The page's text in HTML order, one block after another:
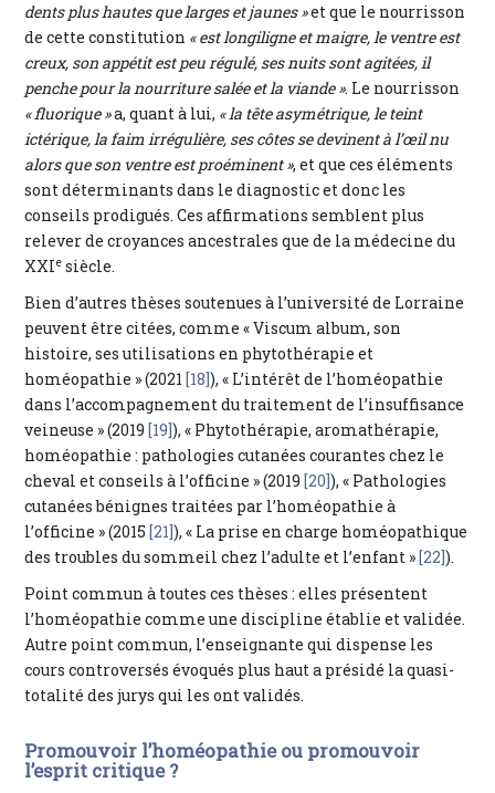
dents plus hautes que larges et jaunes »et que le nourrisson
de cette constitution « est longiligne et maigre, le ventre est
creux, son appétit est peu régulé, ses nuits sont agitées, il
penche pour la nourriture salée et la viande ». Le nourrisson
« fluorique »a, quant à lui, « la tête asymétrique, le teint
ictérique, la faim irrégulière, ses côtes se devinent à l’œil nu
alors que son ventre est proéminent », et que ces éléments
sont déterminants dans le diagnostic et donc les
conseils prodigués. Ces affirmations semblent plus
relever de croyances ancestrales que de la médecine du
XXIe siècle.
Bien d’autres thèses soutenues à l’université de Lorraine
peuvent être citées, comme « Viscum album, son
histoire, ses utilisations en phytothérapie et
homéopathie » (2021[18]), « L’intérêt de l’homéopathie
dans l’accompagnement du traitement de l’insuffisance
veineuse » (2019[19]), « Phytothérapie, aromathérapie,
homéopathie : pathologies cutanées courantes chez le
cheval et conseils à l’officine » (2019[20]), « Pathologies
cutanées bénignes traitées par l’homéopathie à
l’officine » (2015[21]), « La prise en charge homéopathique
des troubles du sommeil chez l’adulte et l’enfant »[22]).
Point commun à toutes ces thèses : elles présentent
l’homéopathie comme une discipline établie et validée.
Autre point commun, l’enseignante qui dispense les
cours controversés évoqués plus haut a présidé la quasi-
totalité des jurys qui les ont validés.
Promouvoir l’homéopathie ou promouvoir
l’esprit critique ?